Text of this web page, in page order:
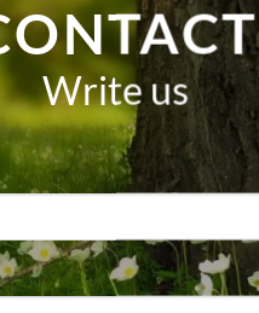
Write us